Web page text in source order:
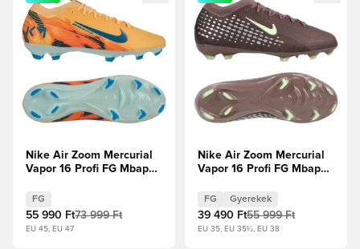
Nike Air Zoom Mercurial
Vapor 16 Profi FG Mbappé
árnyalat/Új türkiz/Igloo
FG
55 990 Ft73 999 Ft
EU 45, EU 47
Nike Air Zoom Mercurial
Vapor 16 Profi FG Mbappé
Eclipse/Metál ezüst
Gyerek
FG Gyerekek
39 490 Ft55 999 Ft
EU 35, EU 35½, EU 38